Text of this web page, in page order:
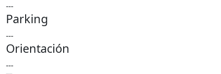
---
Parking
---
Orientación
---